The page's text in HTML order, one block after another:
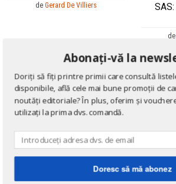
de Gerard De Villiers
de
Abonați-vă la
Doriți să fiți printre primii care consultă
disponibile, află cele mai bune promoții de
noutăți editoriale? În plus, oferim și
utilizați la prima dvs. comandă.
Doresc să mă abonez